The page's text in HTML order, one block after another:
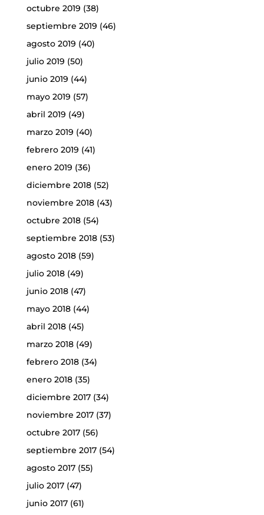
octubre 2019 (38)
septiembre 2019 (46)
agosto 2019 (40)
julio 2019 (50)
junio 2019 (44)
mayo 2019 (57)
abril 2019 (49)
marzo 2019 (40)
febrero 2019 (41)
enero 2019 (36)
diciembre 2018(52)
noviembre 2018(43)
octubre 2018(54)
septiembre 2018(53)
agosto 2018(59)
julio 2018(49)
junio 2018(47)
mayo 2018(44)
abril 2018(45)
marzo 2018(49)
febrero 2018(34)
enero 2018(35)
diciembre 2017(34)
noviembre 2017(37)
octubre 2017(56)
septiembre 2017(54)
agosto 2017(55)
julio 2017(47)
junio 2017(61)